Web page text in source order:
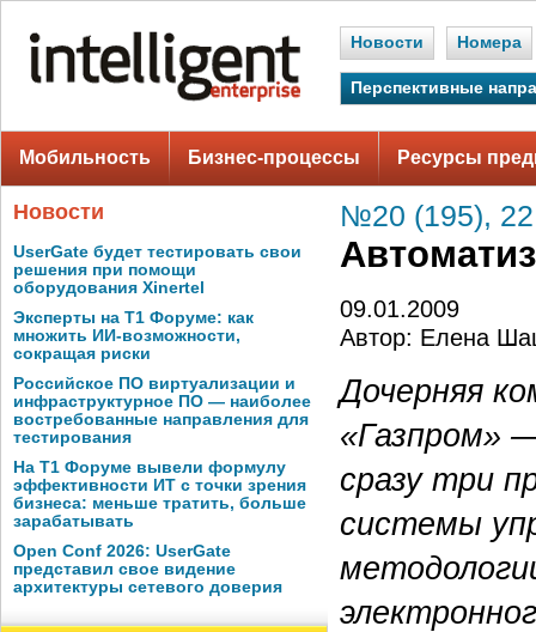
Новости Номера
Перспективные
Мобильность Бизнес-процессы Ресурсы
Новости
UserGate будет тестировать свои
решения при помощи
оборудования Xinertel
Эксперты на Т1 Форуме: как
множить ИИ-возможности,
сокращая риски
Российское ПО виртуализации и
инфраструктурное ПО — наиболее
востребованные направления для
тестирования
На Т1 Форуме вывели формулу
эффективности ИТ с точки зрения
бизнеса: меньше тратить, больше
зарабатывать
Open Conf 2026: UserGate
представил свое видение
архитектуры сетевого доверия
№20 (195), 22
09.01.2009
Автор: Елена
Дочерняя
«Газпром»
сразу три
системы